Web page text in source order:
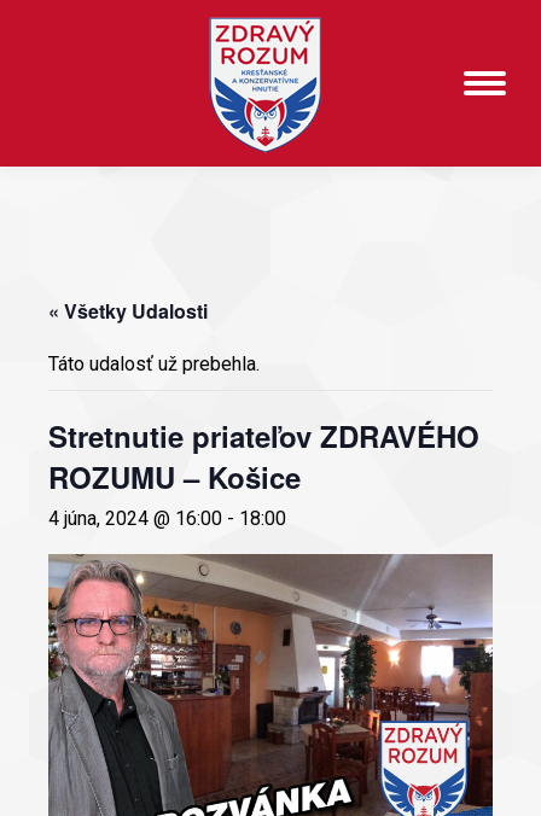
« Všetky Udalosti
Táto udalosť už prebehla.
Stretnutie priateľov ZDRAVÉHO
ROZUMU – Košice
4 júna, 2024 @ 16:00 - 18:00